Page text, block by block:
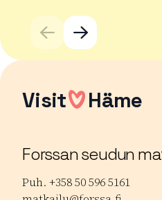
Visit Häme
Forssan seudun
Puh. +358 50 596 5161